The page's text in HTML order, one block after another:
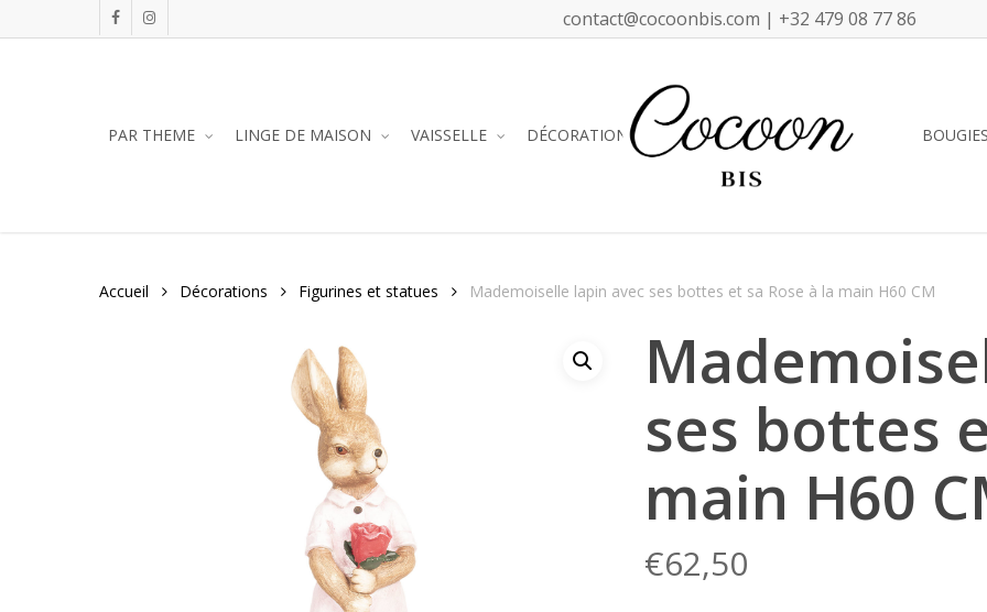
to
facebookinstagram contact@cocoonbis.com | +32 479 08 77 86
PAR THEME LINGE DE MAISON VAISSELLE DÉCORATION BOUGIES
Accueil Décorations Figurines et statues Mademoiselle lapin avec ses bottes et sa Rose à la main H60 CM
ses bottes
main H60
€62,50